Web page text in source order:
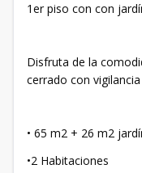
1er piso con con
Disfruta de la
cerrado con
• 65 m2 + 26 m2
•2 Habitaciones